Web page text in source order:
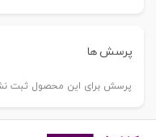
پرسش ها
پرسش برای این محصول ثبت